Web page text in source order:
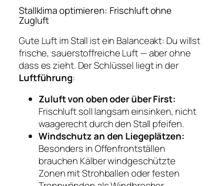
Stallklima optimieren: Frischluft ohne
Zugluft
Gute Luft im Stall ist ein Balanceakt: Du willst
frische, sauerstoffreiche Luft — aber ohne
dass es zieht. Der Schlüssel liegt in der
Luftführung:
Zuluft von oben oder über First:
Frischluft soll langsam einsinken, nicht
waagerecht durch den Stall pfeifen.
Windschutz an den Liegeplätzen:
Besonders in Offenfrontställen
brauchen Kälber windgeschützte
Zonen mit Strohballen oder festen